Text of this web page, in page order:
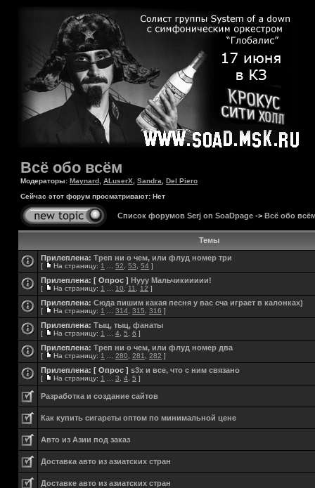
Всё обо всём
Модераторы: Maynard ALuserX Sandra
Del Piero
Сейчас этот форум просматривают: Нет
Список форумов Serj on SoaDpage -> Всё обо
Темы
Прилеплена: Треп ни о чем, или флуд номер три
[ На страницу: 1 52 53 54 ]
Прилеплена: [ Опрос ] Нууу Мальчикиииии!
[ На страницу: 1 10 11 12 ]
Прилеплена: Сюда пишим какая песня у вас сча играет в калонках)
[ На страницу: 1 314 315 316 ]
Прилеплена: Тыц, тыц, фанаты
[ На страницу: 1 4 5 6 ]
Прилеплена: Треп ни о чем, или флуд номер два
[ На страницу: 1 280 281 282 ]
Прилеплена: [ Опрос ] s3x и все, что с ним связано
[ На страницу: 1 3 4 5 ]
Разработка и создание сайтов
Как купить сигареты оптом по минимальной цене
Авто из Азии под заказ
Доставка авто из азиатских стран
Доставке авто из азиатских стран